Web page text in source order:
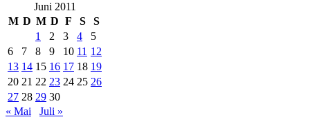
Juni 2011
M D M D F S
S
1
2 3 4
5
6
7 8 9 10 11 12
13 14 15 16 17 18 19
20 21 22 23 24 25 26
27 28 29 30
« Mai
Juli »